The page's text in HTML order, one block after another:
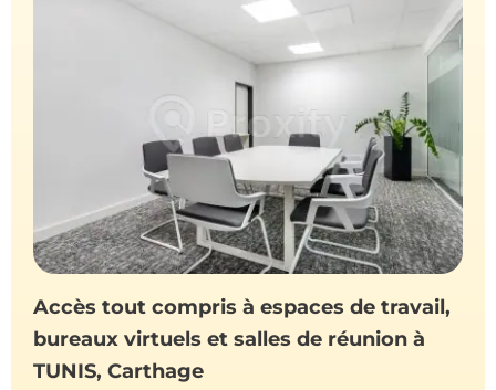
Accès tout compris à espaces de travail,
bureaux virtuels et salles de réunion à
TUNIS, Carthage